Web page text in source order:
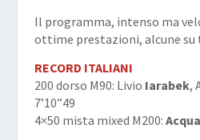
Il programma, intenso ma
ottime prestazioni, alcune su
RECORD ITALIANI
200 dorso M90: Livio Iarabek,
7’10”49
4×50 mista mixed M200: